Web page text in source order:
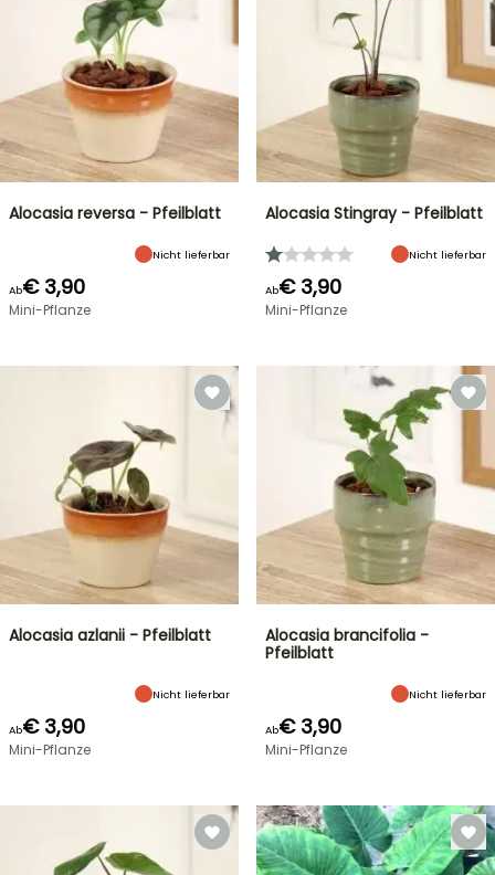
Alocasia reversa - Pfeilblatt
Nicht lieferbar
Ab€ 3,90
Mini-Pflanze
Alocasia Stingray - Pfeilblatt
Nicht lieferbar
Ab€ 3,90
Mini-Pflanze
Alocasia azlanii - Pfeilblatt
Nicht lieferbar
Ab€ 3,90
Mini-Pflanze
Alocasia brancifolia -
Pfeilblatt
Nicht lieferbar
Ab€ 3,90
Mini-Pflanze